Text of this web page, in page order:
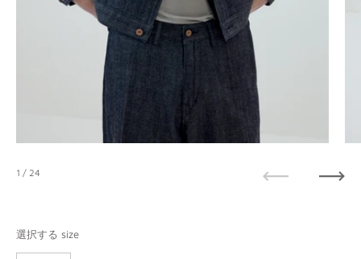
選択する size
1 / 24
次へ